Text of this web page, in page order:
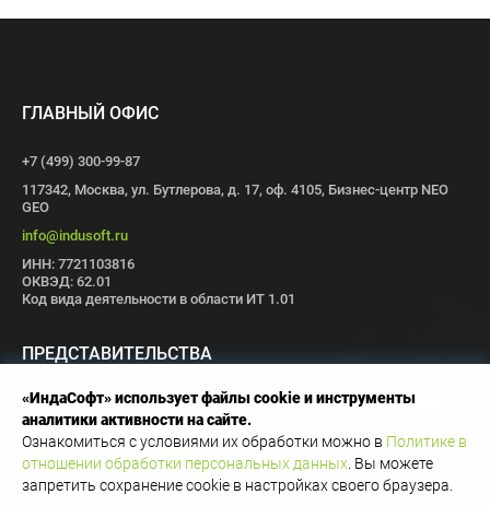
ГЛАВНЫЙ ОФИС
+7 (499) 300-99-87
117342, Москва, ул. Бутлерова, д. 17, оф. 4105, Бизнес-центр NEO
GEO
info@indusoft.ru
ИНН: 7721103816
ОКВЭД: 62.01
Код вида деятельности в области ИТ 1.01
ПРЕДСТАВИТЕЛЬСТВА
Москва Санкт-Петербург Пермь Иваново Волгоград
Томск
Иннополис
Copyright © 1996-2026 OOO
«ИндаСофт»
«ИндаСофт» использует файлы cookie и инструменты
аналитики активности на сайте.
Ознакомиться с условиями их обработки можно в Политике в
отношении обработки персональных данных . Вы можете
запретить сохранение cookie в настройках своего браузера.